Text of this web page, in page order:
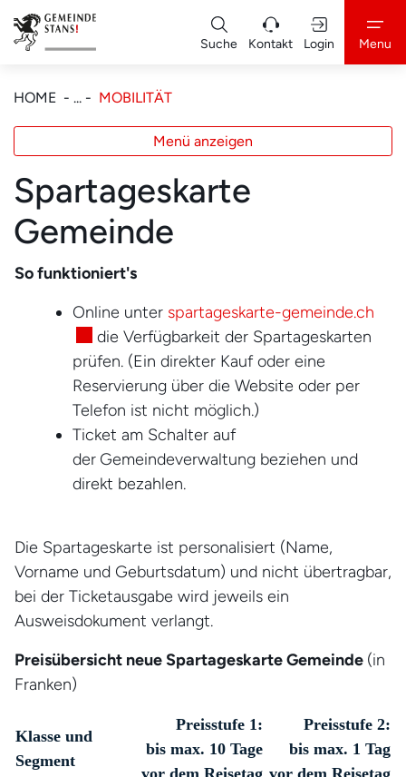
zur Startseite
Direkt zur Hauptnavigation
Direkt zum Inhalt
Direkt zur Suche
Direkt zum Stichwortverzeichnis
Kopfzeile
zur Startseite
Suche Kontakt Login Menu
HOME MOBILITÄT(AUSGEWÄHLT)
Menü anzeigen
Spartageskarte
Gemeinde
So funktioniert's
Online unter spartageskarte-gemeinde.ch
die Verfügbarkeit der Spartageskarten
prüfen. (Ein direkter Kauf oder eine
Reservierung über die Website oder per
Telefon ist nicht möglich.)
Ticket am Schalter auf
der Gemeindeverwaltung beziehen und
direkt bezahlen.
Die Spartageskarte ist personalisiert (Name,
Vorname und Geburtsdatum) und nicht übertragbar,
bei der Ticketausgabe wird jeweils ein
Ausweisdokument verlangt.
Preisübersicht neue Spartageskarte Gemeinde (in
Franken)
Klasse und
Segment
Preisstufe 1:
bis max. 10 Tage
vor dem Reisetag
Preisstufe 2:
bis max. 1 Tag
vor dem Reisetag